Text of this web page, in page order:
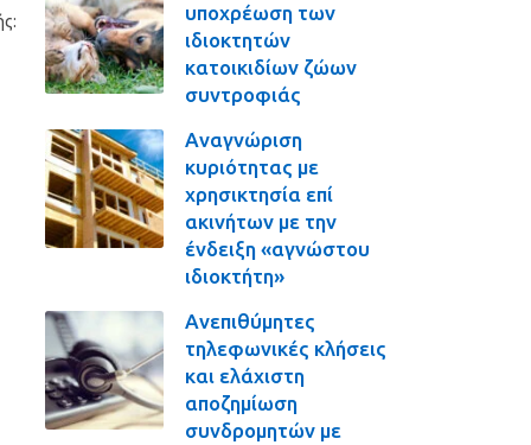
υποχρέωση των
ιδιοκτητών
κατοικιδίων ζώων
συντροφιάς
Αναγνώριση
κυριότητας με
χρησικτησία επί
ακινήτων με την
ένδειξη «αγνώστου
ιδιοκτήτη»
Ανεπιθύμητες
τηλεφωνικές κλήσεις
και ελάχιστη
αποζημίωση
συνδρομητών με